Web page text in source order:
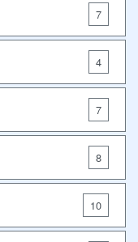
7
4
7
8
10